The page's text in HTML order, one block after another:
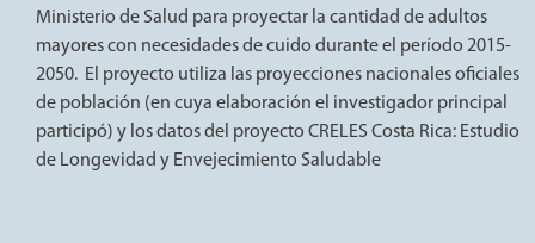
Ministerio de Salud para proyectar la cantidad de adultos
mayores con necesidades de cuido durante el período 2015-
2050. El proyecto utiliza las proyecciones nacionales oficiales
de población (en cuya elaboración el investigador principal
participó) y los datos del proyecto CRELES Costa Rica: Estudio
de Longevidad y Envejecimiento Saludable